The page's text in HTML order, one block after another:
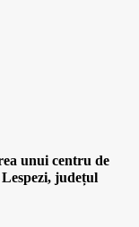
unui centru de
județul